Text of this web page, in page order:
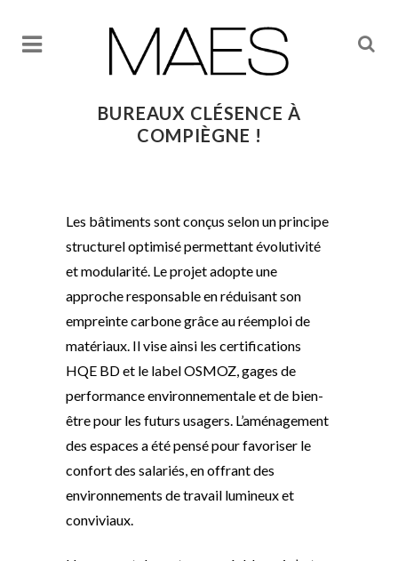
BUREAUX CLÉSENCE À
COMPIÈGNE !
Les bâtiments sont conçus selon un principe
structurel optimisé permettant évolutivité
et modularité. Le projet adopte une
approche responsable en réduisant son
empreinte carbone grâce au réemploi de
matériaux. Il vise ainsi les certifications
HQE BD et le label OSMOZ, gages de
performance environnementale et de bien-
être pour les futurs usagers. L’aménagement
des espaces a été pensé pour favoriser le
confort des salariés, en offrant des
environnements de travail lumineux et
conviviaux.